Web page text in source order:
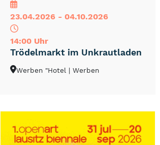
23.04.2026 - 04.10.2026
14:00 Uhr
Trödelmarkt im Unkrautladen
Werben "Hotel | Werben